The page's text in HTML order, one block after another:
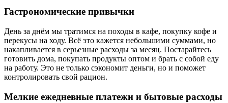
Гастрономические привычки
День за днём мы тратимся на походы в кафе, покупку кофе и
перекусы на ходу. Всё это кажется небольшими суммами, но
накапливается в серьезные расходы за месяц. Постарайтесь
готовить дома, покупать продукты оптом и брать с собой еду
на работу. Это не только сэкономит деньги, но и поможет
контролировать свой рацион.
Мелкие ежедневные платежи и бытовые расходы